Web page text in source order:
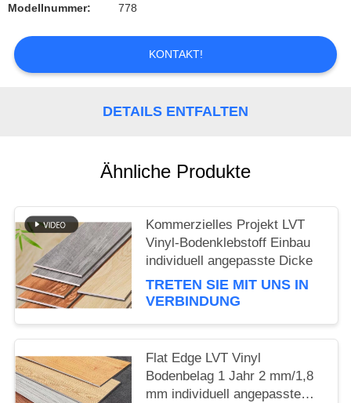
FORDERN
SIE
EIN
Modellnummer: 778
KONTAKT!
DETAILS ENTFALTEN
Ähnliche Produkte
Kommerzielles Projekt LVT
Vinyl-Bodenklebstoff Einbau
individuell angepasste Dicke
TRETEN SIE MIT UNS IN
VERBINDUNG
Flat Edge LVT Vinyl
Bodenbelag 1 Jahr 2 mm/1,8
mm individuell angepasste